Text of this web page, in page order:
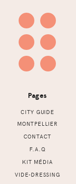
Pages
CITY GUIDE
MONTPELLIER
CONTACT
F.A.Q
KIT MÉDIA
VIDE-DRESSING